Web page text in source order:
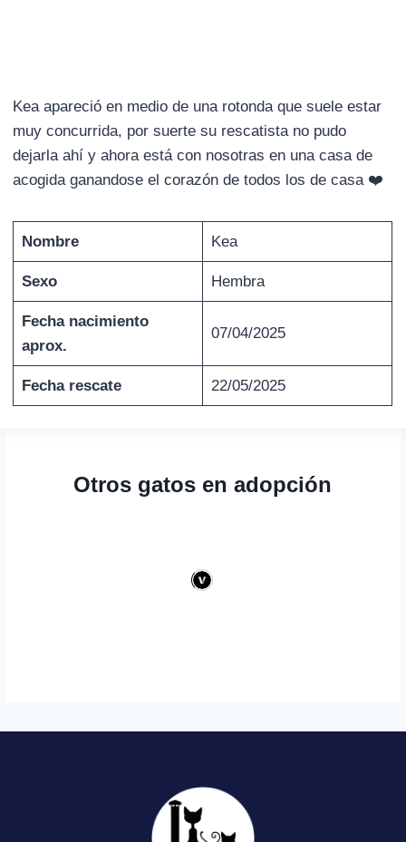
Kea apareció en medio de una rotonda que suele estar
muy concurrida, por suerte su rescatista no pudo
dejarla ahí y ahora está con nosotras en una casa de
acogida ganandose el corazón de todos los de casa ❤️
Nombre Kea
Sexo Hembra
Fecha nacimiento
aprox.
07/04/2025
Fecha rescate 22/05/2025
Otros gatos en adopción